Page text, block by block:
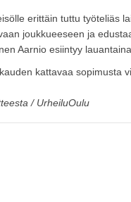
erittäin tuttu työteliäs
joukkueeseen ja
Aarnio esiintyy
kattavaa sopimusta
/ UrheiluOulu